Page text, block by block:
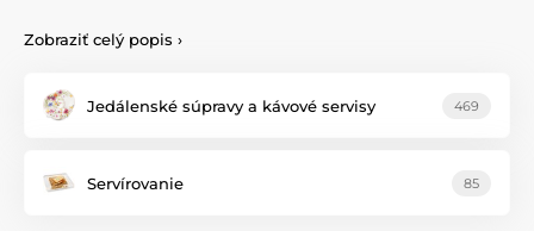
samotná podkategórie servírovaní, v ktorej nájdete rôzne
doplnky, ako napríklad etažéry, soľničky a koreničky, tácky a
Zobraziť celý popis ›
Jedálenské súpravy a kávové servisy 469
Servírovanie 85